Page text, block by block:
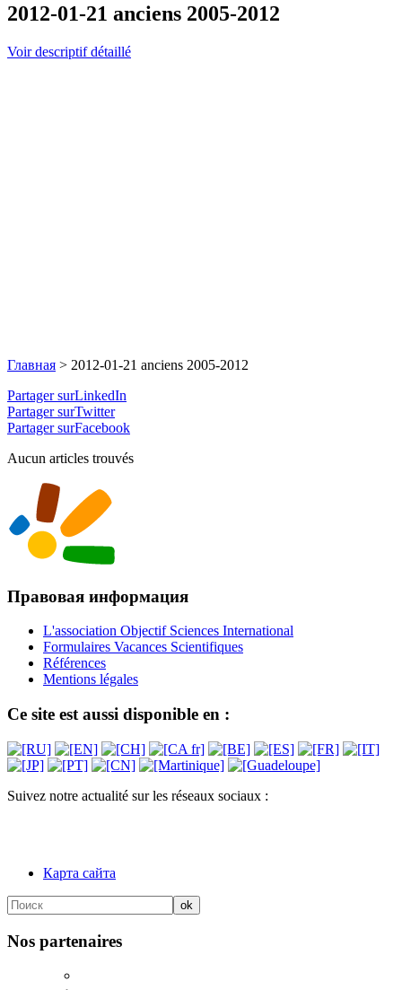
2012-01-21 anciens 2005-2012
Voir descriptif détaillé
Главная > 2012-01-21 anciens 2005-2012
Partager surLinkedIn
Partager surTwitter
Partager surFacebook
Aucun articles trouvés
Правовая информация
L'association Objectif Sciences International
Formulaires Vacances Scientifiques
Références
Mentions légales
Ce site est aussi disponible en :
Suivez notre actualité sur les réseaux sociaux :
Карта сайта
Nos partenaires